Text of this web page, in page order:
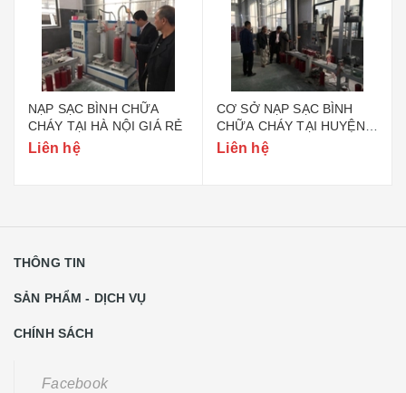
NẠP SẠC BÌNH CHỮA
CHÁY TẠI HÀ NỘI GIÁ RẺ
Liên hệ
CƠ SỞ NẠP SẠC BÌNH
CHỮA CHÁY TẠI HUYỆN
GIA LÂM HÀ NỘI
Liên hệ
THÔNG TIN
SẢN PHẨM - DỊCH VỤ
CHÍNH SÁCH
Facebook